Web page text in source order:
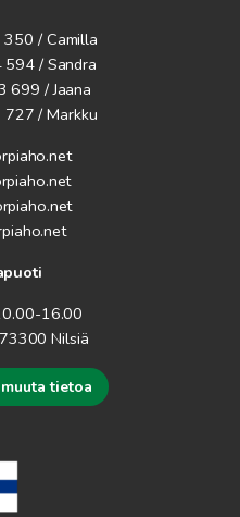
/ Camilla
594 / Sandra
699 / Jaana
/ Markku
16.00
Nilsiä
tietoa